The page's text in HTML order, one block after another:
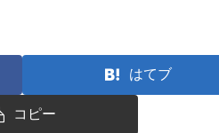
はてブ
コピー